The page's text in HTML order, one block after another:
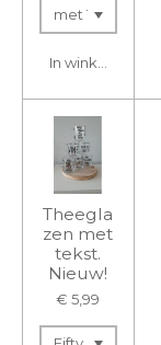
In winkelwagen
Theegla
zen met
tekst.
Nieuw!
€ 5,99